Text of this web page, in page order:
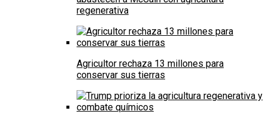
regenerativa
Agricultor rechaza 13 millones para
conservar sus tierras